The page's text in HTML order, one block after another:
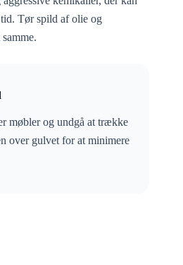
Tør spild af olie og
møbler og undgå at trække
over gulvet for at minimere